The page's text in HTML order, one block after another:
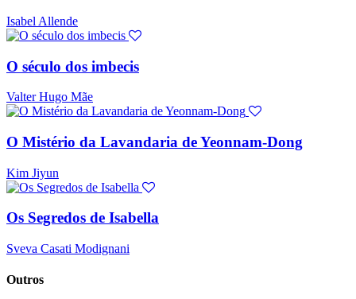
Isabel Allende
O século dos imbecis
Valter Hugo Mãe
O Mistério da Lavandaria de Yeonnam-Dong
Kim Jiyun
Os Segredos de Isabella
Sveva Casati Modignani
Outros